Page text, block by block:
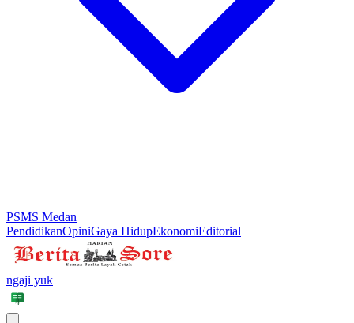
PSMS Medan
PendidikanOpiniGaya HidupEkonomiEditorial
ngaji yuk